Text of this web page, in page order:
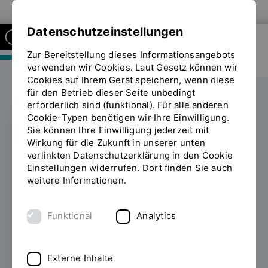
FAKULTÄT MASCHINENBAU
GIRLS’DAY & BOYS’DAY
Klischeefreie
Orientierung mit
Tiefgang
für Jungs? An der OTH Regensburg ist das
Datenschutzeinstellungen
Zur Bereitstellung dieses Informationsangebots
verwenden wir Cookies. Laut Gesetz können wir
Cookies auf Ihrem Gerät speichern, wenn diese
für den Betrieb dieser Seite unbedingt
erforderlich sind (funktional). Für alle anderen
Cookie-Typen benötigen wir Ihre Einwilligung.
Sie können Ihre Einwilligung jederzeit mit
Wirkung für die Zukunft in unserer unten
verlinkten Datenschutzerklärung in den Cookie
Einstellungen widerrufen. Dort finden Sie auch
weitere Informationen.
Funktional Analytics
Externe Inhalte